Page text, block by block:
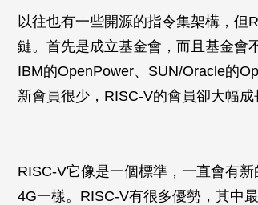
以往也有一些開源的指令集架構，但
鏈。首先是成立基金會，而且基金會
IBM的OpenPower、SUN/Oracle的
新會員很少，RISC-V的會員卻大幅成
RISC-V它像是一個標準，一直會有
4G一樣。RISC-V有很多優勢，其中